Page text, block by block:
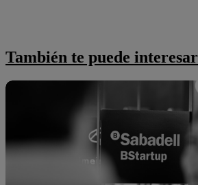
También te puede interesar